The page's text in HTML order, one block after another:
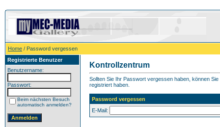
Home / Password vergessen
Registrierte Benutzer
Benutzername:
Passwort:
Beim nächsten Besuch
automatisch anmelden?
Kontrollzentrum
Sollten Sie Ihr Passwort vergessen haben, können
registriert haben.
Password vergessen
E-Mail: